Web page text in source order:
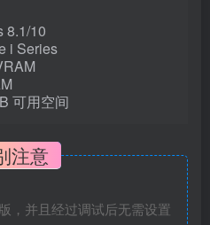
10
Series
可用空间
注意
，并且经过调试后无需设置